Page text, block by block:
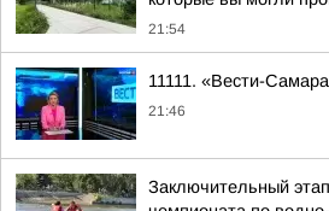
21:54
11111. «Вести-
21:46
Заключительный